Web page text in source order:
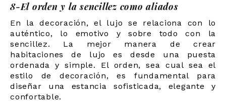
8-El orden y la sencillez como aliados
En la decoración, el lujo se relaciona con lo
auténtico, lo emotivo y sobre todo con la
sencillez. La mejor manera de crear
habitaciones de lujo es desde una puesta
ordenada y simple. El orden, sea cual sea el
estilo de decoración, es fundamental para
diseñar una estancia sofisticada, elegante y
confortable.